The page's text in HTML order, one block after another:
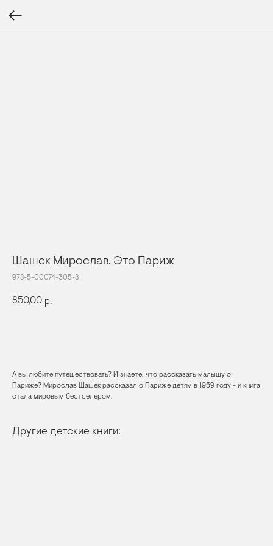
Шашек Мирослав. Это Париж
978-5-00074-305-8
850,00 р.
А вы любите путешествовать? И знаете, что рассказать малышу о
Париже? Мирослав Шашек рассказал о Париже детям в 1959 году - и книга
стала мировым бестселером.
Другие детские книги: